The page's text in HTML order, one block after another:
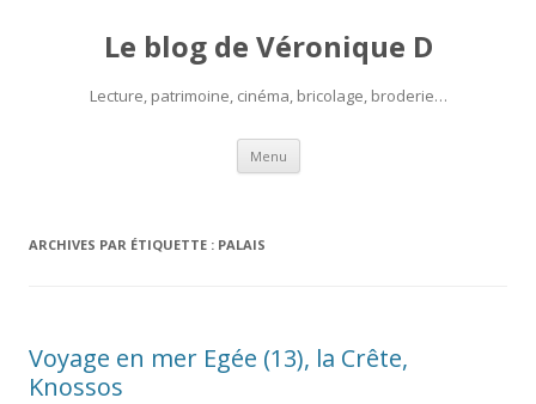
Le blog de Véronique D
Lecture, patrimoine, cinéma, bricolage, broderie…
Menu Aller
contenu
ARCHIVES PAR ÉTIQUETTE : PALAIS
Voyage en mer Egée (13), la Crête,
Knossos